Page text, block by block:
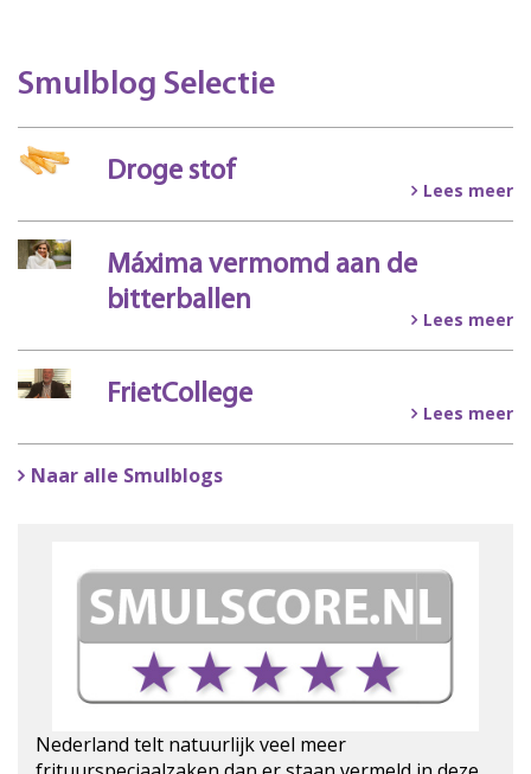
Smulblog Selectie
Droge stof
Lees meer
Máxima vermomd aan de
bitterballen
Lees meer
FrietCollege
Lees meer
Naar alle Smulblogs
Nederland telt natuurlijk veel meer